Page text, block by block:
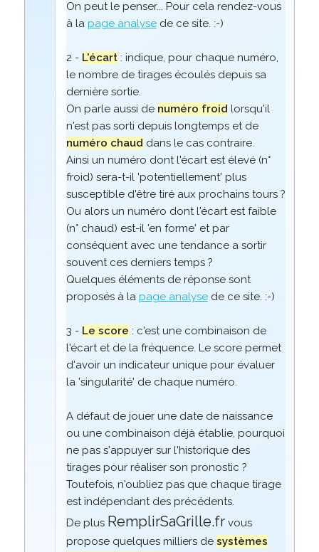
On peut le penser... Pour cela rendez-vous
à la page analysede ce site. :-)
2 - L'écart: indique, pour chaque numéro,
le nombre de tirages écoulés depuis sa
dernière sortie.
On parle aussi de numéro froid lorsqu'il
n'est pas sorti depuis longtemps et de
numéro chaud dans le cas contraire.
Ainsi un numéro dont l'écart est élevé (n°
froid) sera-t-il 'potentiellement' plus
susceptible d'être tiré aux prochains tours ?
Ou alors un numéro dont l'écart est faible
(n° chaud) est-il 'en forme' et par
conséquent avec une tendance a sortir
souvent ces derniers temps ?
Quelques éléments de réponse sont
proposés à la page analysede ce site. :-)
3 - Le score : c'est une combinaison de
l'écart et de la fréquence. Le score permet
d'avoir un indicateur unique pour évaluer
la 'singularité' de chaque numéro.
A défaut de jouer une date de naissance
ou une combinaison déjà établie, pourquoi
ne pas s'appuyer sur l'historique des
tirages pour réaliser son pronostic ?
Toutefois, n'oubliez pas que chaque tirage
est indépendant des précédents.
De plus RemplirSaGrille.frvous
propose quelques milliers de systèmes